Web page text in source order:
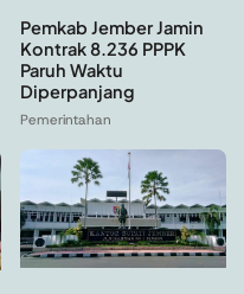
Pemkab Jember Jamin
Kontrak 8.236 PPPK
Paruh Waktu
Diperpanjang
Pemerintahan